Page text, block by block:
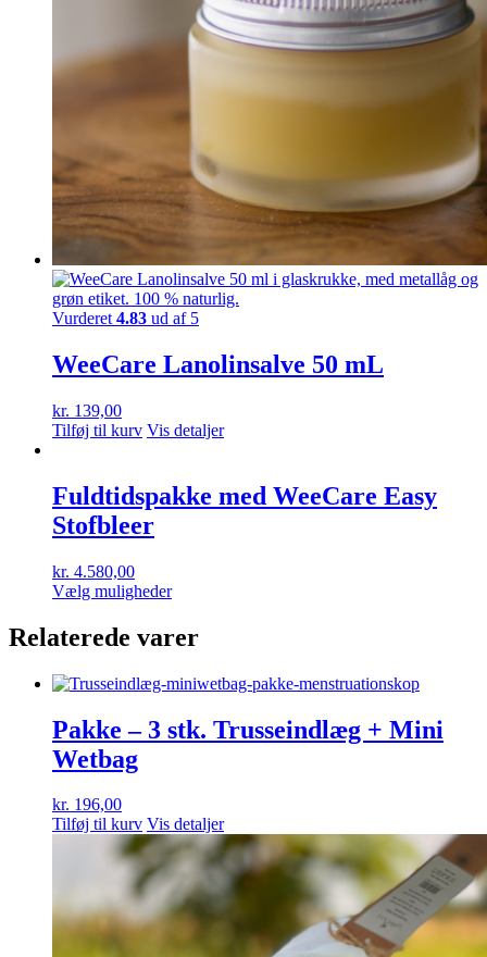
Vurderet 4.83 ud af 5
WeeCare Lanolinsalve 50 mL
kr. 139,00
Tilføj til kurv Vis detaljer
Fuldtidspakke med WeeCare Easy
Stofbleer
kr. 4.580,00
Vælg mulighederDette
flere
Mulighederne
vælges
på
Relaterede varer
Pakke – 3 stk. Trusseindlæg + Mini
Wetbag
kr. 196,00
Tilføj til kurv Vis detaljer